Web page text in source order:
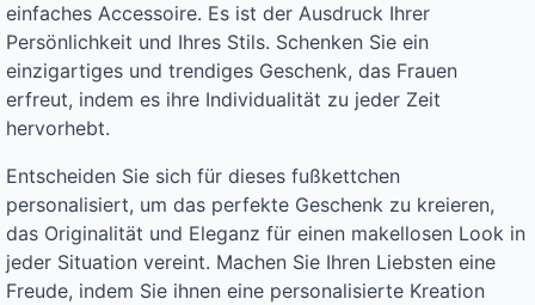
einfaches Accessoire. Es ist der Ausdruck Ihrer
Persönlichkeit und Ihres Stils. Schenken Sie ein
einzigartiges und trendiges Geschenk, das Frauen
erfreut, indem es ihre Individualität zu jeder Zeit
hervorhebt.
Entscheiden Sie sich für dieses fußkettchen
personalisiert, um das perfekte Geschenk zu kreieren,
das Originalität und Eleganz für einen makellosen Look in
jeder Situation vereint. Machen Sie Ihren Liebsten eine
Freude, indem Sie ihnen eine personalisierte Kreation